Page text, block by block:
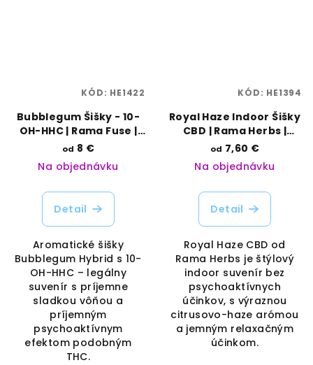
Bubblegum Šišky - 10-
OH-HHC | Rama Fuse |
Vaporama
od 8 €
Na objednávku
Detail
Aromatické šišky
Bubblegum Hybrid s 10-
OH-HHC – legálny
suvenír s príjemne
sladkou vôňou a
príjemným
psychoaktívnym
efektom podobným
THC.
KÓD: HE1422
Royal Haze Indoor Šišky
CBD | Rama Herbs |
Vaporama
od 7,60 €
Na objednávku
Detail
Royal Haze CBD od
Rama Herbs je štýlový
indoor suvenír bez
psychoaktívnych
účinkov, s výraznou
citrusovo-haze arómou
a jemným relaxačným
účinkom.
KÓD: HE1394